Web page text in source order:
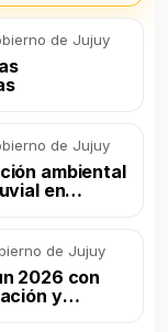
de Jujuy
de Jujuy
ambiental
en
de Jujuy
2026 con
y